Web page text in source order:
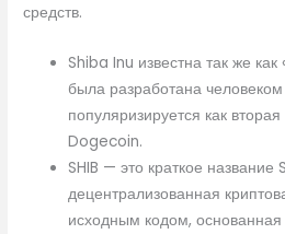
средств.
Shiba Inu известна так же
была разработана
популяризируется как
Dogecoin.
SHIB — это краткое название
децентрализованная
исходным кодом,